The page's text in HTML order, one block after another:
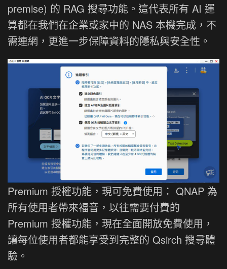
premise) 的 RAG 搜尋功能。這代表所有 AI 運
算都在我們在企業或家中的 NAS 本機完成，不
需連網，更進一步保障資料的隱私與安全性。
Premium 授權功能，現可免費使用： QNAP 為
所有使用者帶來福音，以往需要付費的
Premium 授權功能，現在全面開放免費使用，
讓每位使用者都能享受到完整的 Qsirch 搜尋體
驗。